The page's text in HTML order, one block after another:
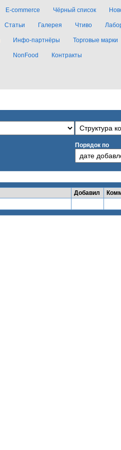
E-commerce Чёрный список
Статьи Галерея Чтиво
Инфо-партнёры Торговые марки
NonFood Контракты
Порядок по
Добавил